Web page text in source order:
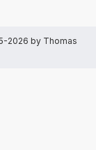
2026 by Thomas